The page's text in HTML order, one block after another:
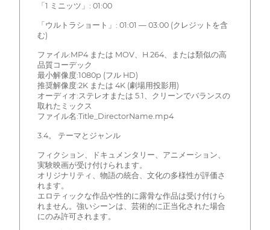
「1 ミニッツ」: 01:00
「ウルトラショート」: 01:01 — 03:00 (クレジットを含
む)
ファイル:MP4 または MOV、H.264、または類似の高
品質コーデック
最小解像度:1080p (フル HD)
推奨解像度:2K または 4K (劇場用投影用)
オーディオ:ステレオまたは 5.1、クリーンでバランスの
取れたミックス
ファイル名:Title_DirectorName.mp4
3.4。 テーマとジャンル
フィクション、ドキュメンタリー、アニメーション、
実験映画が受け付けられます。
オリジナリティ、物語の統合、文化の多様性が評価さ
れます。
エロティックな作品や性的に露骨な作品は受け付けら
れません。強いシーンは、芸術的に正当化された場合
にのみ許可されます。